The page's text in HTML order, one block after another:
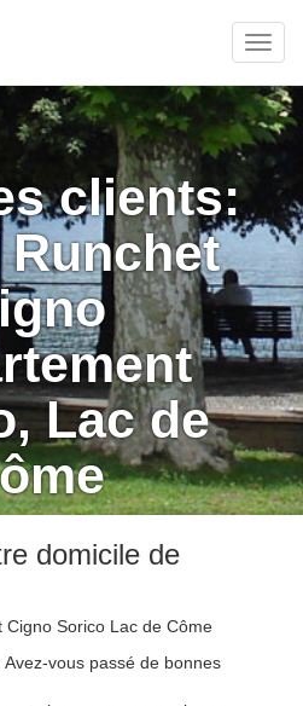
Menu
clients:
Runchet
Lac de
domicile de
Sorico Lac de Côme
vous passé de bonnes